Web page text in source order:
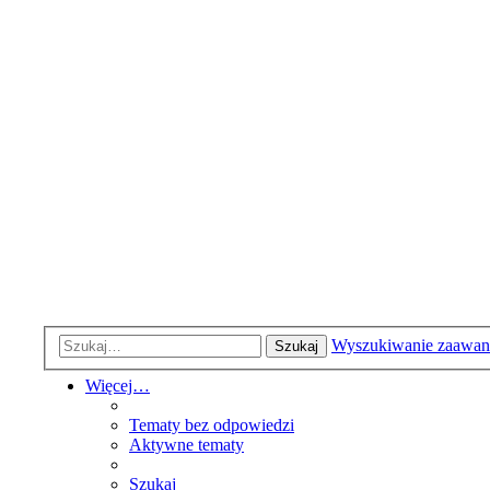
Szukaj Wyszukiwanie
Więcej…
Tematy bez odpowiedzi
Aktywne tematy
Szukaj